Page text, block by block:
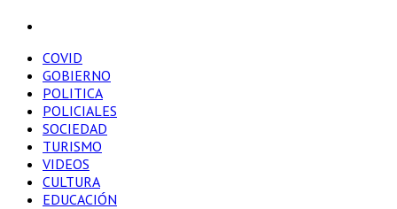
COVID
GOBIERNO
POLITICA
POLICIALES
SOCIEDAD
TURISMO
VIDEOS
CULTURA
EDUCACIÓN